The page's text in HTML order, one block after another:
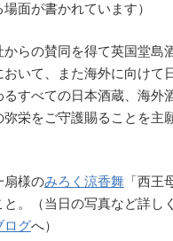
面が書かれています）
らの賛同を得て英国堂島
おいて、また海外に向けて
るすべての日本酒蔵、海外
栄をご守護賜ることを主
扇様のみろく涼香舞 「西王
。（当日の写真など詳し
ログへ）